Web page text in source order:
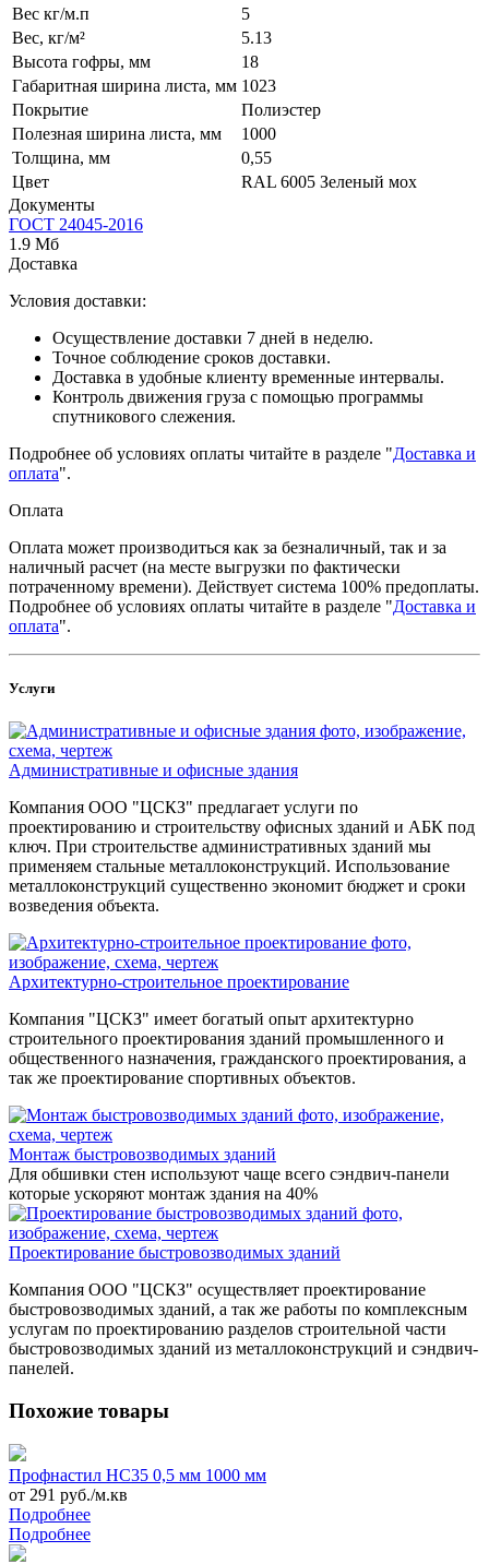
Вес кг/м.п
5
Вес, кг/м²
5.13
Высота гофры, мм
18
Габаритная ширина листа, мм 1023
Покрытие
Полиэстер
Полезная ширина листа, мм
1000
Толщина, мм
0,55
Цвет
RAL 6005 Зеленый мох
Документы
ГОСТ 24045-2016
1.9 Мб
Доставка
Условия доставки:
Осуществление доставки 7 дней в неделю.
Точное соблюдение сроков доставки.
Доставка в удобные клиенту временные интервалы.
Контроль движения груза с помощью программы
спутникового слежения.
Подробнее об условиях оплаты читайте в разделе "Доставка и
оплата".
Оплата
Оплата может производиться как за безналичный, так и за
наличный расчет (на месте выгрузки по фактически
потраченному времени). Действует система 100% предоплаты.
Подробнее об условиях оплаты читайте в разделе "Доставка и
оплата".
Услуги
Административные и офисные здания
Компания ООО "ЦСКЗ" предлагает услуги по
проектированию и строительству офисных зданий и АБК под
ключ. При строительстве административных зданий мы
применяем стальные металлоконструкций. Использование
металлоконструкций существенно экономит бюджет и сроки
возведения объекта.
Архитектурно-строительное проектирование
Компания "ЦСКЗ" имеет богатый опыт архитектурно
строительного проектирования зданий промышленного и
общественного назначения, гражданского проектирования, а
так же проектирование спортивных объектов.
Монтаж быстровозводимых зданий
Для обшивки стен используют чаще всего сэндвич-панели
которые ускоряют монтаж здания на 40%
Проектирование быстровозводимых зданий
Компания ООО "ЦСКЗ" осуществляет проектирование
быстровозводимых зданий, а так же работы по комплексным
услугам по проектированию разделов строительной части
быстровозводимых зданий из металлоконструкций и сэндвич-
панелей.
Похожие товары
Профнастил НС35 0,5 мм 1000 мм
от 291 руб./м.кв
Подробнее
Подробнее